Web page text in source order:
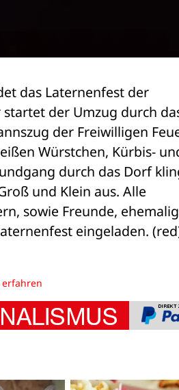
das Laternenfest der
der Umzug durch
der Freiwilligen
Würstchen, Kürbis-
durch das Dorf
und Klein aus. Alle
sowie Freunde,
eingeladen.